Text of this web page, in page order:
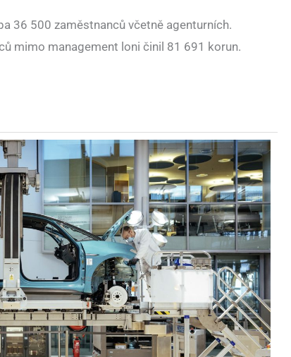
36 500 zaměstnanců včetně agenturních.
mimo management loni činil 81 691 korun.